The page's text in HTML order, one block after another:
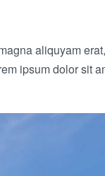
aliquyam
ipsum dolor sit